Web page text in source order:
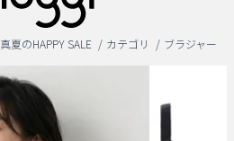
真夏のHAPPY SALE カテゴリ ブラジャー